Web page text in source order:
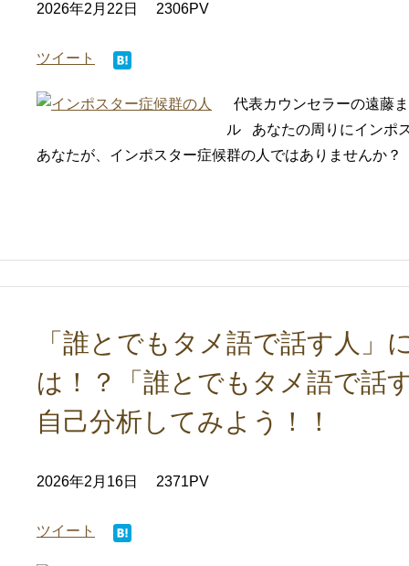
2026年2月22日 2306PV
ツイート
代表カウンセラーの遠藤
ル あなたの周りにインポ
あなたが、インポスター症候群の人ではありませんか
「誰とでもタメ語で話す人」
は！？「誰とでもタメ語で話
自己分析してみよう！！
2026年2月16日 2371PV
ツイート